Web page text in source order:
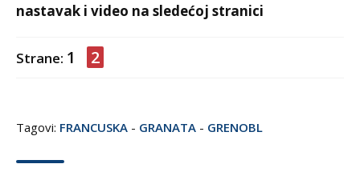
nastavak i video na sledećoj stranici
Strane: 1 2
Tagovi: FRANCUSKA - GRANATA - GRENOBL